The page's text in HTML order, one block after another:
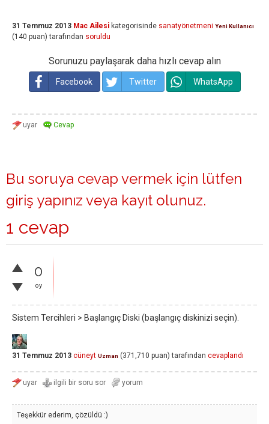
31 Temmuz 2013 Mac Ailesi kategorisinde sanatyönetmeni Yeni Kullanıcı
(140 puan) tarafından soruldu
Sorunuzu paylaşarak daha hızlı cevap alın
Facebook Twitter WhatsApp
Bu soruya cevap vermek için lütfen
giriş yapınız veya kayıt olunuz.
1 cevap
0
oy
Sistem Tercihleri > Başlangıç Diski (başlangıç diskinizi seçin).
31 Temmuz 2013 cüneyt Uzman (371,710 puan) tarafından cevaplandı
Teşekkür ederim, çözüldü :)